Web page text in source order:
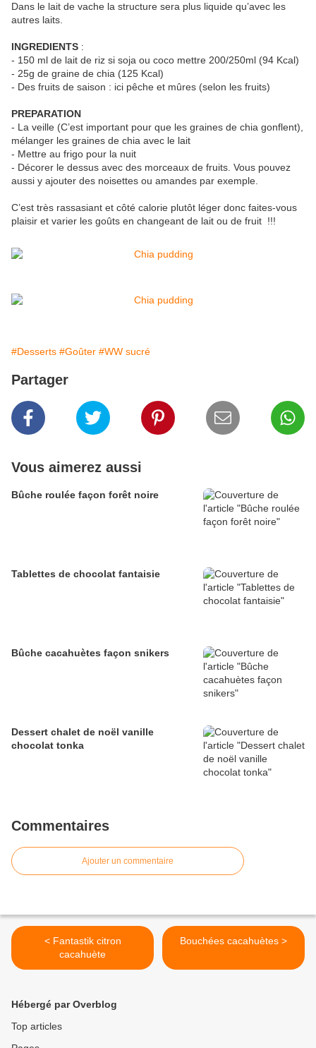
Dans le lait de vache la structure sera plus liquide qu’avec les
autres laits.
INGREDIENTS :
- 150 ml de lait de riz si soja ou coco mettre 200/250ml (94 Kcal)
- 25g de graine de chia (125 Kcal)
- Des fruits de saison : ici pêche et mûres (selon les fruits)
PREPARATION
- La veille (C’est important pour que les graines de chia gonflent),
mélanger les graines de chia avec le lait
- Mettre au frigo pour la nuit
- Décorer le dessus avec des morceaux de fruits. Vous pouvez
aussi y ajouter des noisettes ou amandes par exemple.
C’est très rassasiant et côté calorie plutôt léger donc faites-vous
plaisir et varier les goûts en changeant de lait ou de fruit !!!
#Desserts #Goûter #WW sucré
Partager
Vous aimerez aussi
Bûche roulée façon forêt noire
Tablettes de chocolat fantaisie
Bûche cacahuètes façon snikers
Dessert chalet de noël vanille
chocolat tonka
Commentaires
Ajouter un commentaire
< Fantastik citron
cacahuète
Bouchées cacahuètes >
Hébergé par Overblog
Top articles